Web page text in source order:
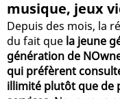
musique, jeux
Depuis des mois, la
du fait que la jeune
génération de
qui préfèrent
illimité plutôt que de